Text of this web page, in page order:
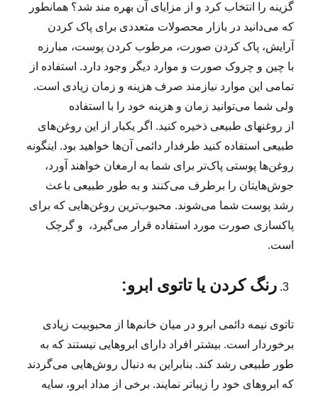
گزینه را انتخاب کرد و از مزایای آن بهره مند شد؟ همانطور
که می‌دانید در بازار محصولات متعددی برای پاک کردن
آرایش، پاک کردن صورت، مرطوب کردن پوست، مبارزه
با چین و چروک صورت و موارد دیگر وجود دارد. استفاده از
تمامی این موارد نیازمند صرف هزینه و زمان زیادی است.
ولی شما می‌توانید زمان و هزینه خود را با استفاده
از روغنهای طبیعی ذخیره کنید. اگر یکبار از این روغن‌های
طبیعی استفاده کنید طرفدار دائمی آن‌ها خواهید بود. اینگونه
روغن‌ها پوستی پاک‌تر برای شما به ارمغان خواهند آورد،
جوش‌هایتان را برطرف می‌کنند و به طور طبیعی باعث
رشد پوست شما می‌شوند. محبوب‌ترین روغن‌هایی که برای
پاکسازی صورت مورد استفاده قرار می‌گیرد، و گرچک
است.
رنگ کردن یا تاتوی ابرو:
تاتوی نیمه دائمی ابرو در میان خانم‌ها از محبوبیت زیادی
برخوردار است. بیشتر افراد دارای ابروهایی نیستند که به
طور طبیعی رشد کند. بنابراین به دنبال روش‌هایی می‌گردند
که ابروهای خود را زیباتر نمایند. برخی از مداد ابرو، سایه